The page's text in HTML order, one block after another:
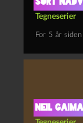
Tegneserier
For 5 år siden
Neil